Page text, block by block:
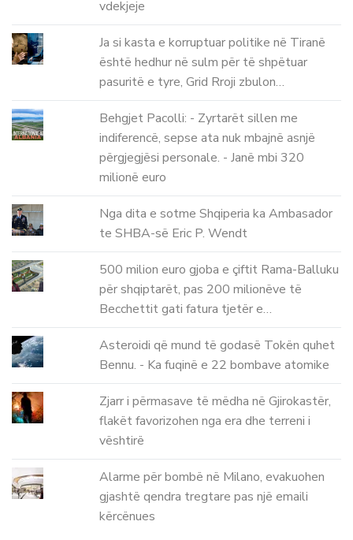
vdekjeje
Ja si kasta e korruptuar politike në Tiranë
është hedhur në sulm për të shpëtuar
pasuritë e tyre, Grid Rroji zbulon…
Behgjet Pacolli: - Zyrtarët sillen me
indiferencë, sepse ata nuk mbajnë asnjë
përgjegjësi personale. - Janë mbi 320
milionë euro
Nga dita e sotme Shqiperia ka Ambasador
te SHBA-së Eric P. Wendt
500 milion euro gjoba e çiftit Rama-Balluku
për shqiptarët, pas 200 milionëve të
Becchettit gati fatura tjetër e…
Asteroidi që mund të godasë Tokën quhet
Bennu. - Ka fuqinë e 22 bombave atomike
Zjarr i përmasave të mëdha në Gjirokastër,
flakët favorizohen nga era dhe terreni i
vështirë
Alarme për bombë në Milano, evakuohen
gjashtë qendra tregtare pas një emaili
kërcënues